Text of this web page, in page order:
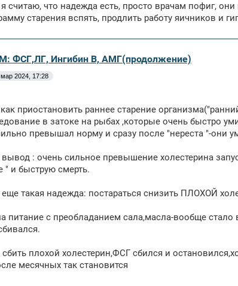
считаю, что надежда есть, просто врачам пофиг,
старения вспять, продлить работу яичников и
ФСГ,ЛГ, Ингибин В, АМГ(продолжение)
мар 2024, 17:28
приостановить раннее старение
в затоке на рыбах ,которые очень быстро
превышал норму и сразу после "нереста "-они
: очень сильное превышение холестерина
" и быструю смерть.
еще такая надежда: постараться снизить ПЛОХОЙ
питание с преобладанием сала,масла-вообще
плохой холестерин,ФСГ сбился и
месячных так становится